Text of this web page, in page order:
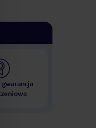
gwarancja